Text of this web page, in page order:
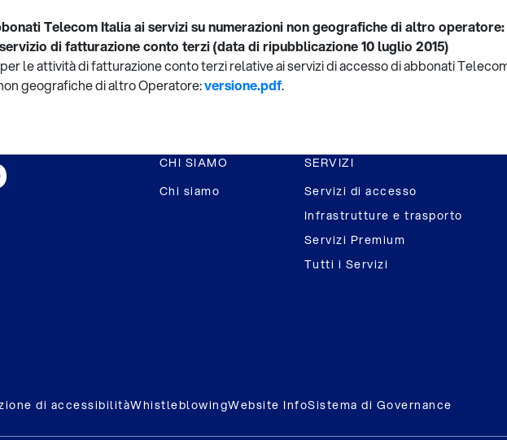
Telecom Italia ai servizi su numerazioni non geografiche di altro operatore:
di fatturazione conto terzi (data di ripubblicazione 10 luglio 2015)
le attività di fatturazione conto terzi relative ai servizi di accesso di abbonati
geografiche di altro Operatore:versione.pdf.
CHI SIAMO
Chi siamo
SERVIZI
Servizi di accesso
Infrastrutture e trasporto
Servizi Premium
Tutti i Servizi
di accessibilitàWhistleblowingWebsite InfoSistema di Governance